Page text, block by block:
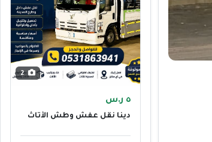
2
٥ ر.س
دينا نقل عفش وطش الأثاث